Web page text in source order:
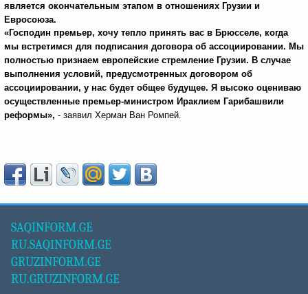
является окончательным этапом в отношениях Грузии и
Евросоюза.
«Господин премьер, хочу тепло принять вас в Брюсселе, когда
мы встретимся для подписания договора об ассоциировании. Мы
полностью признаем европейские стремление Грузии. В случае
выполнения условий, предусмотренных договором об
ассоциировании, у нас будет общее будущее. Я высоко оцениваю
осуществленные премьер-министром Ираклием Гарибашвили
реформы», - заявил Херман Ван Ромпей.
SAQINFORM.GE
RU.SAQINFORM.GE
GRUZINFORM.GE
RU.GRUZINFORM.GE